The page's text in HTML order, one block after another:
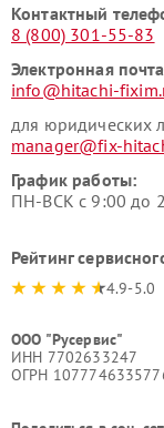
Контактный
8 (800) 301-55-83
Электронная
info@hitachi-
для юридических
manager@fix-
График работы:
ПН-ВСК с 9:00 до
Рейтинг
4.9-5.0
ООО "Русервис"
ИНН 7702633247
ОГРН